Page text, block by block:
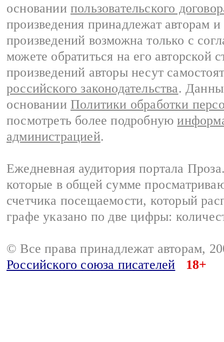
основании пользовательского
произведения принадлежат авторам
произведений возможна только с
можете обратиться на его авторской
произведений авторы несут
российского законодательства.
основании Политики обработки
посмотреть более подробную
администрацией.
Ежедневная аудитория портала
которые в общей сумме
счетчика посещаемости, который
графе указано по две цифры:
© Все права принадлежат авторам,
Российского союза писателей
18+